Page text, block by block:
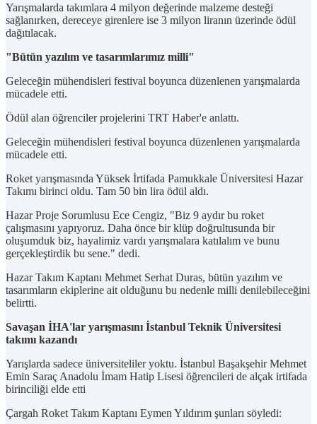
Yarışmalarda takımlara 4 milyon değerinde malzeme desteği
sağlanırken, dereceye girenlere ise 3 milyon liranın üzerinde ödül
dağıtılacak.
"Bütün yazılım ve tasarımlarımız milli"
Geleceğin mühendisleri festival boyunca düzenlenen yarışmalarda
mücadele etti.
Ödül alan öğrenciler projelerini TRT Haber'e anlattı.
Geleceğin mühendisleri festival boyunca düzenlenen yarışmalarda
mücadele etti.
Roket yarışmasında Yüksek İrtifada Pamukkale Üniversitesi Hazar
Takımı birinci oldu. Tam 50 bin lira ödül aldı.
Hazar Proje Sorumlusu Ece Cengiz, "Biz 9 aydır bu roket
çalışmasını yapıyoruz. Daha önce bir klüp doğrultusunda bir
oluşumduk biz, hayalimiz vardı yarışmalara katılalım ve bunu
gerçekleştirdik bu sene." dedi.
Hazar Takım Kaptanı Mehmet Serhat Duras, bütün yazılım ve
tasarımların ekiplerine ait olduğunu bu nedenle milli denilebileceğini
belirtti.
Savaşan İHA'lar yarışmasını İstanbul Teknik Üniversitesi
takımı kazandı
Yarışlarda sadece üniversiteliler yoktu. İstanbul Başakşehir Mehmet
Emin Saraç Anadolu İmam Hatip Lisesi öğrencileri de alçak irtifada
birinciliği elde etti
Çargah Roket Takım Kaptanı Eymen Yıldırım şunları söyledi: